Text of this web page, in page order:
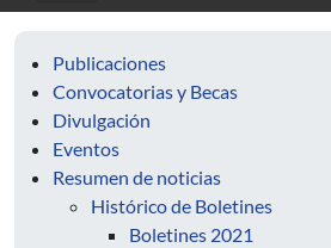
Publicaciones
Convocatorias y Becas
Divulgación
Eventos
Resumen de noticias
Histórico de Boletines
Boletines 2021